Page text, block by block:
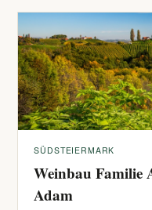
SÜDSTEIERMARK
Weinbau Familie
Adam